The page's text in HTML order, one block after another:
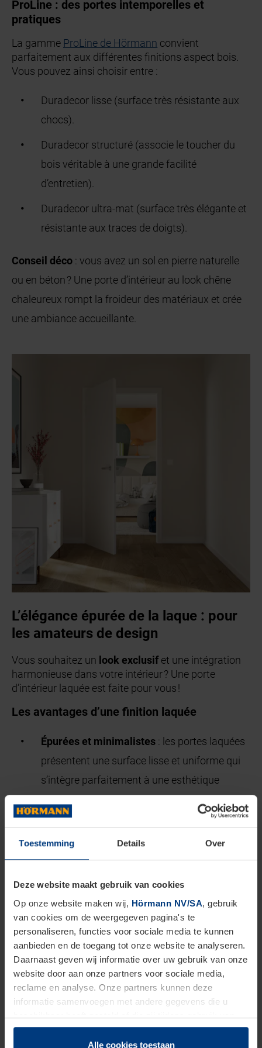
Toestemming Details Over
Deze website maakt gebruik van cookies
Op onze website maken wij, Hörmann NV/SA, gebruik
van cookies om de weergegeven pagina's te
personaliseren, functies voor sociale media te kunnen
aanbieden en de toegang tot onze website te analyseren.
Daarnaast geven wij informatie over uw gebruik van onze
website door aan onze partners voor sociale media,
reclame en analyse. Onze partners kunnen deze
informatie samenvoegen met andere gegevens die u
beschikbaar heeft gesteld of die zij tijdens gebruik van
hun diensten hebben verzameld.
Juridisch hebben wij het recht om cookies op uw
Alle cookies toestaan
ProLine : des portes intemporelles et
pratiques
La gamme ProLine de Hörmann convient
parfaitement aux différentes finitions aspect bois.
Vous pouvez ainsi choisir entre :
Duradecor lisse (surface très résistante aux
chocs).
Duradecor structuré (associe le toucher du
bois véritable à une grande facilité
d’entretien).
Duradecor ultra-mat (surface très élégante et
résistante aux traces de doigts).
Conseil déco : vous avez un sol en pierre naturelle
ou en béton ? Une porte d’intérieur au look chêne
chaleureux rompt la froideur des matériaux et crée
une ambiance accueillante.
L’élégance épurée de la laque : pour
les amateurs de design
Vous souhaitez un look exclusifet une intégration
harmonieuse dans votre intérieur ? Une porte
d’intérieur laquée est faite pour vous !
Les avantages d’une finition laquée
Épurées et minimalistes : les portes laquées
présentent une surface lisse et uniforme qui
s’intègre parfaitement à une esthétique
moderne sans poignées.
Personnalisation sans limites: vous
souhaitez que vos portes aient exactement la
même couleur que vos murs pour un effet ton
sur ton? Nos portes sont disponibles dans
toutes les couleurs RAL. On observe d’ailleurs
aujourd’hui une tendance à délaisser les
finitions brillantes au profit des finitions
mates, qui confèrent un aspect plus doux et
plus luxueux.
Contraste et profondeur: une tendance
de brillance. Associez des murs mats à des